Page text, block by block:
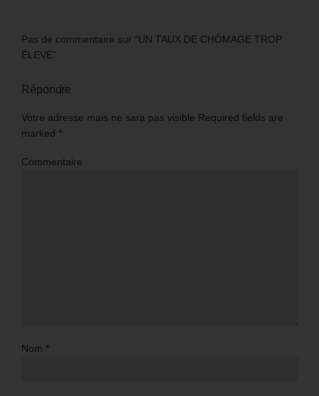
Pas de commentaire sur “UN TAUX DE CHÔMAGE TROP
ÉLEVÉ”
Répondre
Votre adresse mais ne sara pas visible Required fields are
marked *
Commentaire
Nom *